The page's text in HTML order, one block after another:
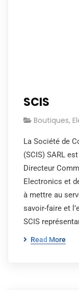
SCIS
Boutiques,
La Société de
(SCIS) SARL
Directeur
Electronics et
à mettre au
savoir-faire et
SCIS
Read More